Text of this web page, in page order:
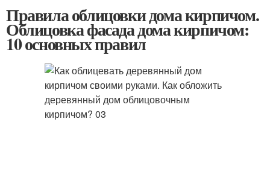
Правила облицовки дома кирпичом.
Облицовка фасада дома кирпичом:
10 основных правил